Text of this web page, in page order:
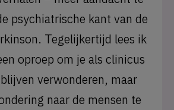
psychiatrische kant van de
Tegelijkertijd lees ik
oproep om je als clinicus
verwonderen, maar
naar de mensen te